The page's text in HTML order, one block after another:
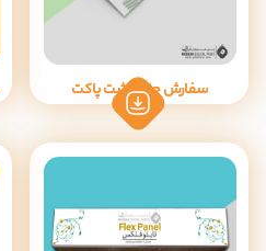
سفارش چاپ پشت پاکت